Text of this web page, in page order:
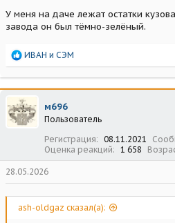
У меня на даче лежат остатки
завода он был тёмно-зелёный.
Р
а
к
ц
и
и
ИВАН и СЭМ
м696
Пользователь
Регистрация
08.11.2021
Оценка реакций
1 658
28.05.2026
ash-oldgaz сказал(а):